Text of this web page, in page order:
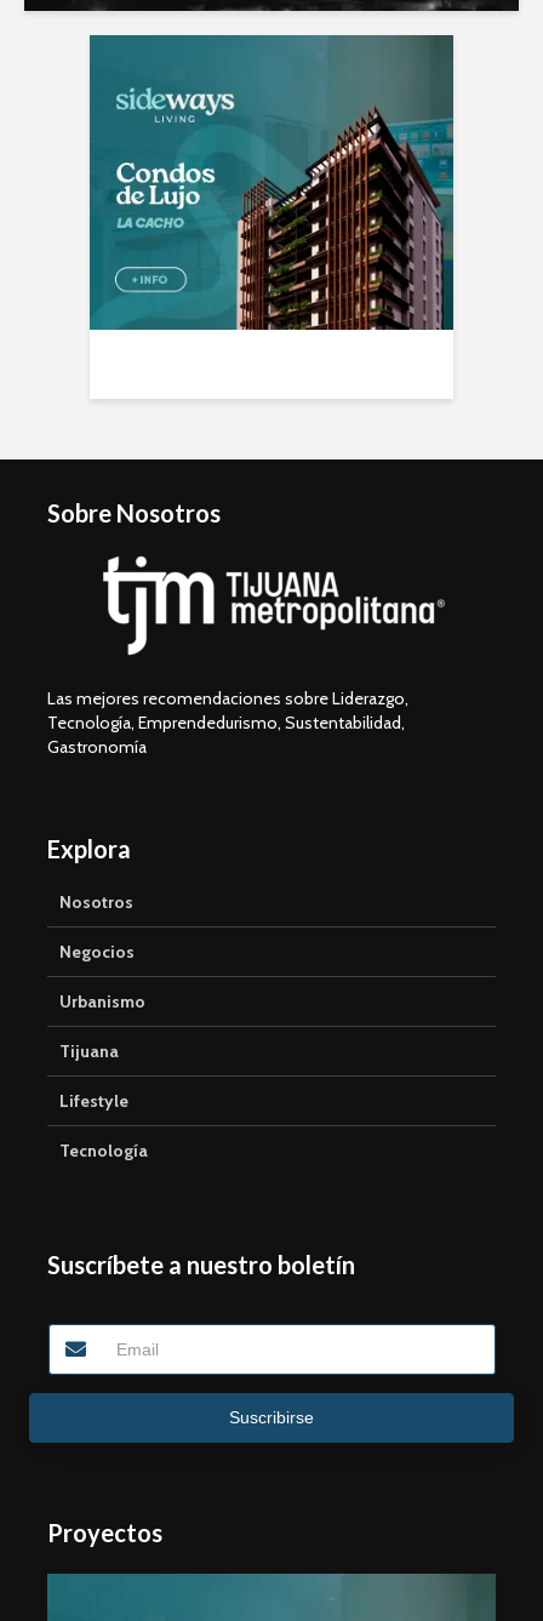
Sobre Nosotros
Las mejores recomendaciones sobre Liderazgo,
Tecnología, Emprendedurismo, Sustentabilidad,
Gastronomía
Explora
Nosotros
Negocios
Urbanismo
Tijuana
Lifestyle
Tecnología
Suscríbete a nuestro boletín
Suscribirse
Proyectos